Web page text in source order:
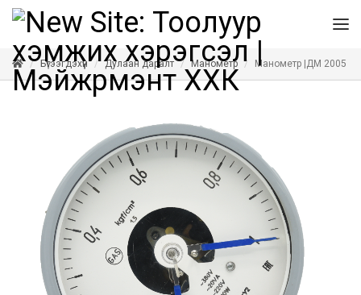
Бүтээгдэхүүн Дулаан даралт Манометр Манометр |ДМ 2005